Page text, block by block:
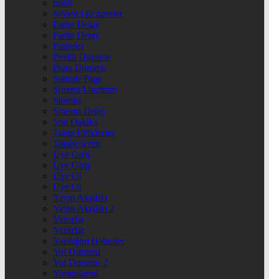
nnbil
Nöbetçi Eczaneler
Parite Detay
Parite Detay
Pariteler
Profili Düzenle
Puan Durumu
Sample Page
Şifremi Unuttum
Sinema
Sinema Detay
Son Dakika
Takip Ettiklerim
Takipçilerim
Üye Giriş
Üye Giriş
Üye Ol
Üye Ol
Yayın Akışları
Yayın Akışları 2
Yazarlar
Yazarlar
Yazdığım Haberler
Yol Durumu
Yol Durumu 2
Yorumlarım